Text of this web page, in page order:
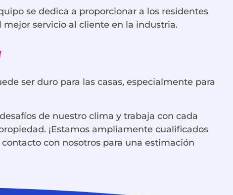
se dedica a proporcionar a los residentes
servicio al cliente en la industria.
ser duro para las casas, especialmente para
de nuestro clima y trabaja con cada
¡Estamos ampliamente cualificados
con nosotros para una estimación